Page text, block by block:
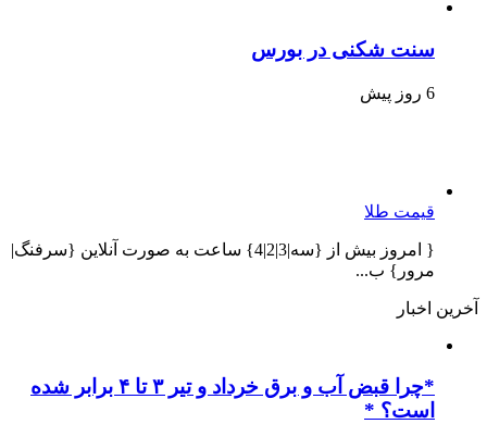
سنت شکنی در بورس
6 روز پیش
قیمت طلا
{ امروز بیش از {سه|3|2|4} ساعت به صورت آنلاین {سرفنگ|
مرور} ب...
آخرین اخبار
*چرا قبض آب و برق خرداد و تیر ۳ تا ۴ برابر شده
است؟ *